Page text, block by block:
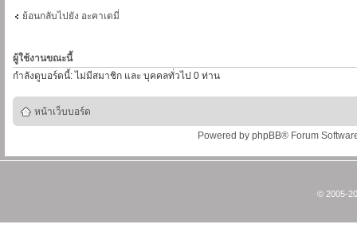
ย้อนกลับไปยัง อะคาเดมี่
ผู้ใช้งานขณะนี้
กำลังดูบอร์ดนี้: ไม่มีสมาชิก และ บุคคลทั่วไป 0 ท่าน
หน้าเว็บบอร์ด
Powered by phpBB® Forum
© 2005-